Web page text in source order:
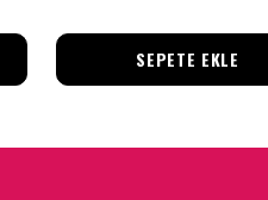
SEPETE EKLE